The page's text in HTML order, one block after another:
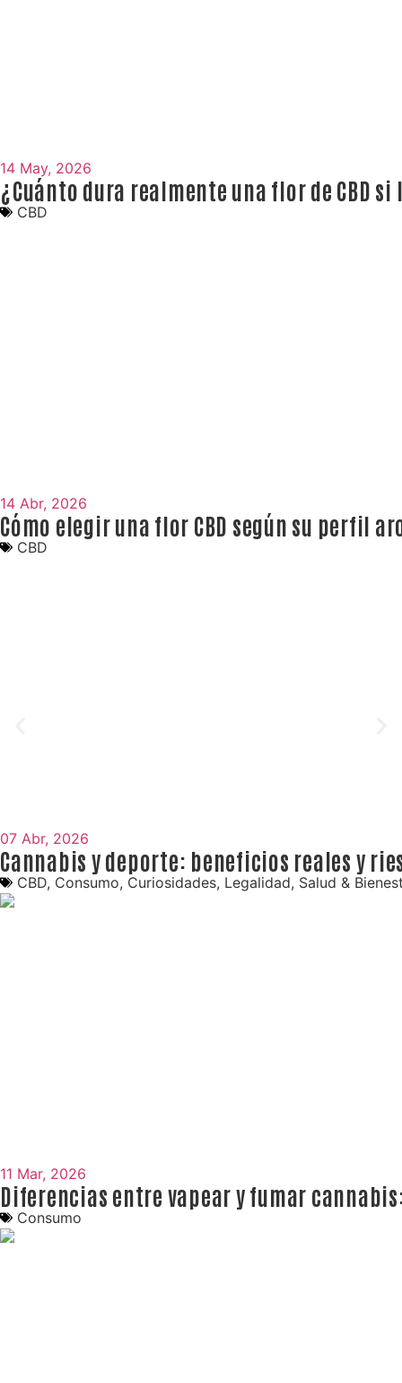
14 May, 2026
¿Cuánto dura realmente una flor de CBD
CBD
14 Abr, 2026
Cómo elegir una flor CBD según su perfil
CBD
07 Abr, 2026
Cannabis y deporte: beneficios reales y
CBD, Consumo, Curiosidades, Legalidad, Salud &
11 Mar, 2026
Diferencias entre vapear y fumar
Consumo